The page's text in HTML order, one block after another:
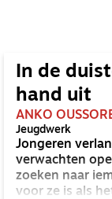
In de
hand uit
ANKO
Jeugdwerk
Jongeren
verwachten
zoeken naar
voor ze is als